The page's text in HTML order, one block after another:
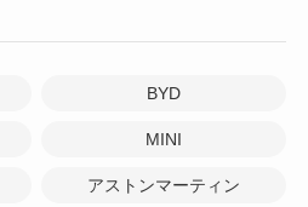
BYD
MINI
アストンマーティン